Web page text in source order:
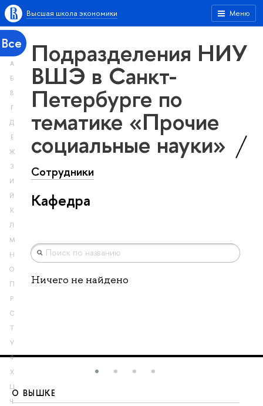
Меню
Высшая школа экономики
Все
А
Б
В
Г
Д
Е
Ж
З
И
Й
К
Л
М
Н
О
П
Р
С
Т
У
Ф
Х
Ц
Ч
Подразделения НИУ
ВШЭ в Санкт-
Петербурге по
тематике «Прочие
социальные науки»
Сотрудники
Кафедра
Ничего не найдено
О ВЫШКЕ